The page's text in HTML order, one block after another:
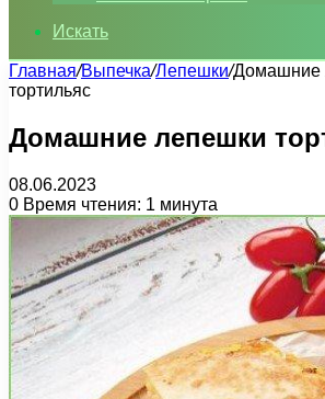
Искать
Главная/Выпечка/Лепешки/Домашние
тортильяс
Домашние лепешки
08.06.2023
0 Время чтения: 1 минута